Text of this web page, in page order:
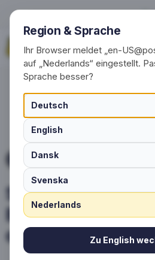
Sportsokken –
Region & Sprache
Ihr Browser meldet „en-
auf „Nederlands“ eingestellt.
Sprache besser?
Deutsch
English
Dansk
Svenska
Nederlands
Zu English
AANPASSINGSMOGELIJKHEDEN
Sportsokken –
Eigenschappen